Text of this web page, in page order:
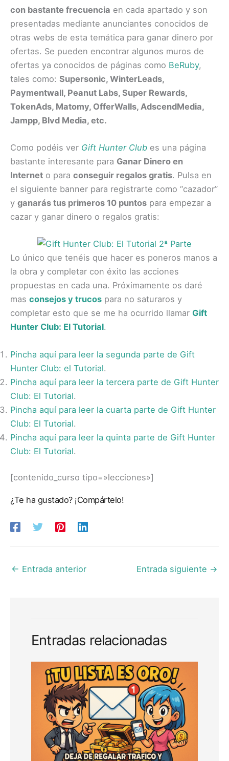
con bastante frecuencia en cada apartado y son
presentadas mediante anunciantes conocidos de
otras webs de esta temática para ganar dinero por
ofertas. Se pueden encontrar algunos muros de
ofertas ya conocidos de páginas como BeRuby,
tales como: Supersonic, WinterLeads,
Paymentwall, Peanut Labs, Super Rewards,
TokenAds, Matomy, OfferWalls, AdscendMedia,
Jampp, Blvd Media, etc.
Como podéis ver Gift Hunter Club es una página
bastante interesante para Ganar Dinero en
Internet o para conseguir regalos gratis. Pulsa en
el siguiente banner para registrarte como “cazador”
y ganarás tus primeros 10 puntos para empezar a
cazar y ganar dinero o regalos gratis:
Lo único que tenéis que hacer es poneros manos a
la obra y completar con éxito las acciones
propuestas en cada una. Próximamente os daré
mas consejos y trucos para no saturaros y
completar esto que se me ha ocurrido llamar Gift
Hunter Club: El Tutorial.
Pincha aquí para leer la segunda parte de Gift
Hunter Club: el Tutorial.
Pincha aquí para leer la tercera parte de Gift Hunter
Club: El Tutorial.
Pincha aquí para leer la cuarta parte de Gift Hunter
Club: El Tutorial.
Pincha aquí para leer la quinta parte de Gift Hunter
Club: El Tutorial.
[contenido_curso tipo=»lecciones»]
¿Te ha gustado? ¡Compártelo!
← Entrada anterior Entrada siguiente →
Entradas relacionadas